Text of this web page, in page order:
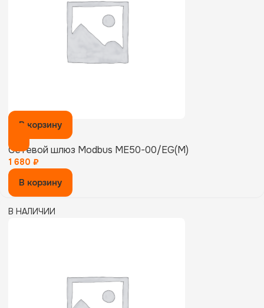
В корзину
Сетевой шлюз Modbus ME50-00/EG(M)
1 680 ₽
В корзину
В НАЛИЧИИ